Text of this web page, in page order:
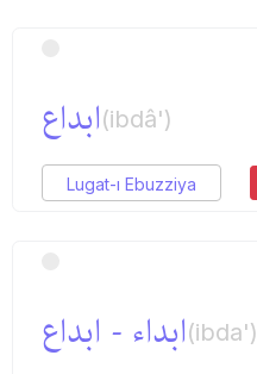
ابداع(ibdâ')
Lugat-ı Ebuzziya
ابداء - ابداع(ibda')